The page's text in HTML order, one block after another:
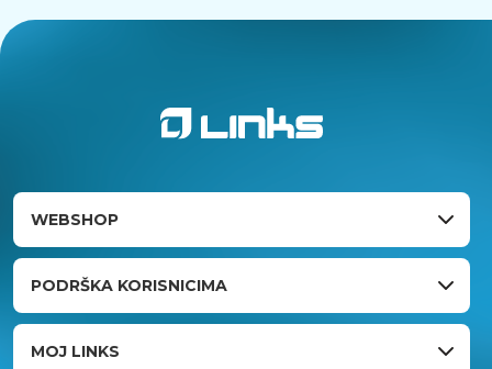
WEBSHOP
PODRŠKA KORISNICIMA
MOJ LINKS